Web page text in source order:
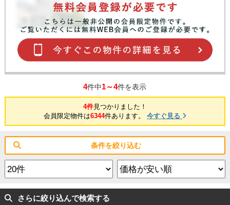
4件中1～4件を表示
4件見つかりました！
会員限定物件は6344件あります。 今すぐ見る
条件を絞り込む
さらに絞り込んで検索する